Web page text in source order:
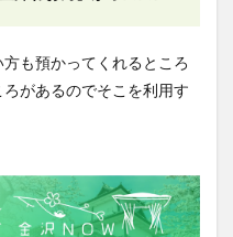
も預かってくれるところ
があるのでそこを利用す